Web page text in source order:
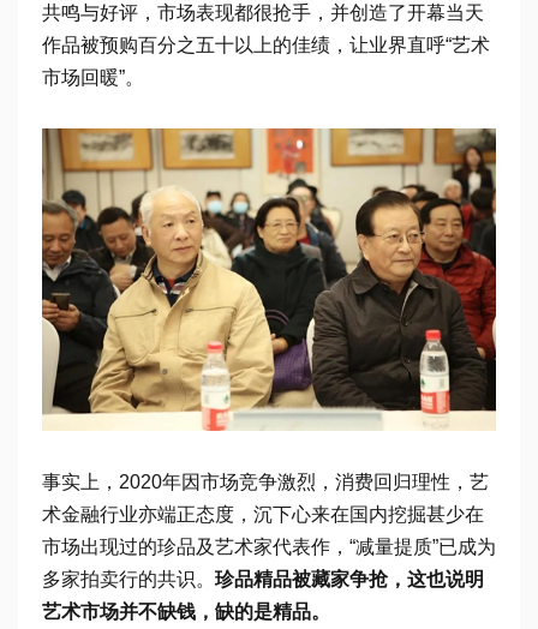
共鸣与好评，市场表现都很抢手，并创造了开幕当天
作品被预购百分之五十以上的佳绩，让业界直呼“艺术
市场回暖”。
事实上，2020年因市场竞争激烈，消费回归理性，艺
术金融行业亦端正态度，沉下心来在国内挖掘甚少在
市场出现过的珍品及艺术家代表作，“减量提质”已成为
多家拍卖行的共识。 珍品精品被藏家争抢，这也说明
艺术市场并不缺钱，缺的是精品。